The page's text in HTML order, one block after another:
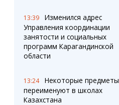
13:39
Изменился адрес
Управления координации
занятости и социальных
программ Карагандинской
области
13:24
Некоторые предметы
переименуют в школах
Казахстана